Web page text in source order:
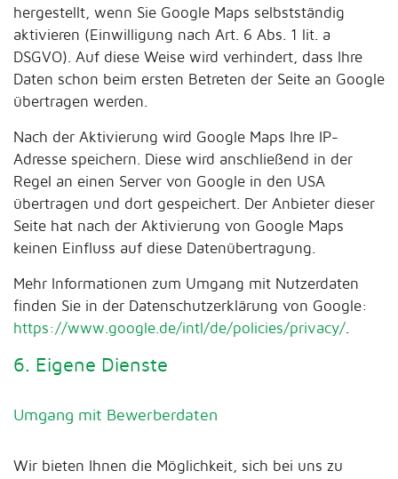
hergestellt, wenn Sie Google Maps selbstständig
aktivieren (Einwilligung nach Art. 6 Abs. 1 lit. a
DSGVO). Auf diese Weise wird verhindert, dass Ihre
Daten schon beim ersten Betreten der Seite an Google
übertragen werden.
Nach der Aktivierung wird Google Maps Ihre IP-
Adresse speichern. Diese wird anschließend in der
Regel an einen Server von Google in den USA
übertragen und dort gespeichert. Der Anbieter dieser
Seite hat nach der Aktivierung von Google Maps
keinen Einfluss auf diese Datenübertragung.
Mehr Informationen zum Umgang mit Nutzerdaten
finden Sie in der Datenschutzerklärung von Google:
https://www.google.de/intl/de/policies/privacy/
6. Eigene Dienste
Umgang mit Bewerberdaten
Wir bieten Ihnen die Möglichkeit, sich bei uns zu